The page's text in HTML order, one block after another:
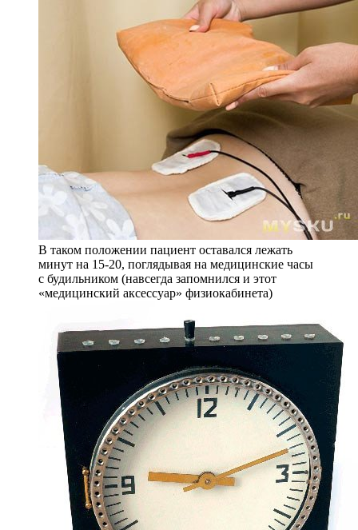
В таком положении пациент оставался лежать
минут на 15-20, поглядывая на медицинские часы
с будильником (навсегда запомнился и этот
«медицинский аксессуар» физиокабинета)